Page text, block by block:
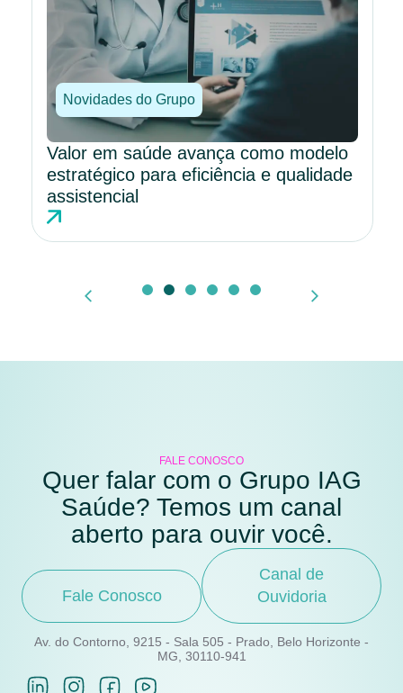
Novidades do Grupo
Valor em saúde avança como modelo
estratégico para eficiência e qualidade
assistencial
FALE CONOSCO
Quer falar com o Grupo IAG
Saúde? Temos um canal
aberto para ouvir você.
Fale Conosco
Canal de
Ouvidoria
Av. do Contorno, 9215 - Sala 505 - Prado, Belo Horizonte -
MG, 30110-941